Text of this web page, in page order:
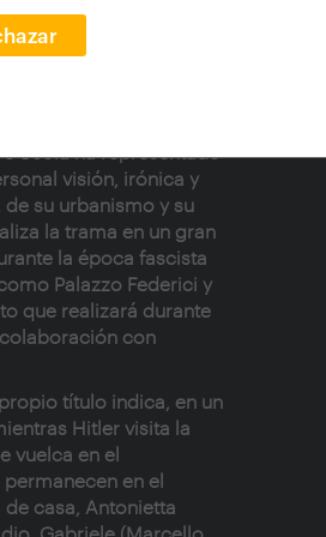
1996); Loren,
Scola ha representado
visión, irónica y
su urbanismo y su
la trama en un gran
la época fascista
Palazzo Federici y
que realizará durante
con
título indica, en un
Hitler visita la
vuelca en el
en el
casa, Antonietta
Gabriele (Marcello